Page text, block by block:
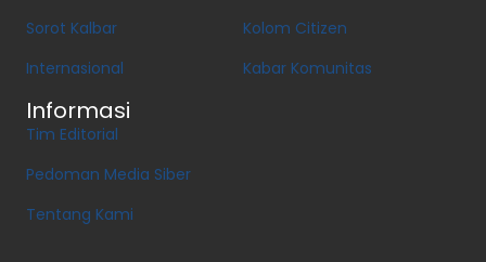
Sorot Kalbar
Internasional
Kolom Citizen
Kabar Komunitas
Informasi
Tim Editorial
Pedoman Media Siber
Tentang Kami